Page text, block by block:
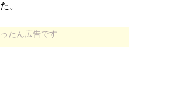
。
たん広告です